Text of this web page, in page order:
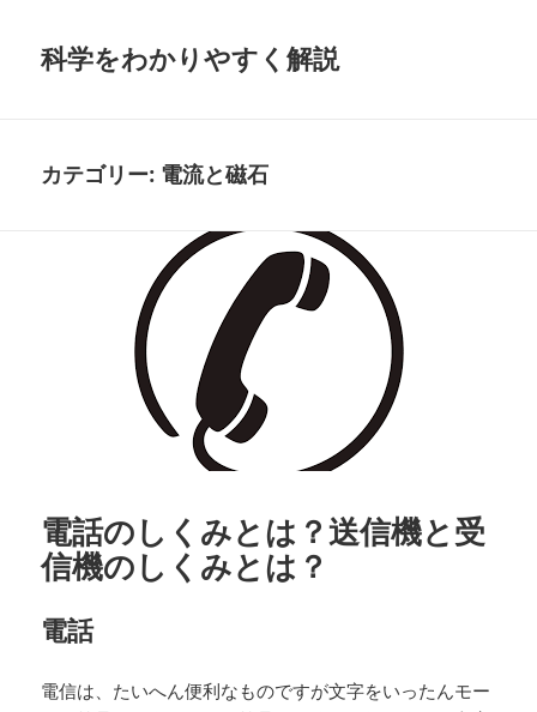
科学をわかりやすく解説
カテゴリー: 電流と磁石
電話のしくみとは？送信機と受
信機のしくみとは？
電話
電信は、たいへん便利なものですが文字をいったんモー